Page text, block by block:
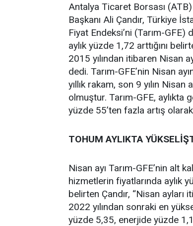
Antalya Ticaret Borsası
Başkanı Ali Çandır, Türkiye
Fiyat Endeksi’ni (Tarım-GFE)
aylık yüzde 1,72 arttığını
2015 yılından itibaren Nisan
dedi. Tarım-GFE’nin Nisan
yıllık rakam, son 9 yılın
olmuştur. Tarım-GFE, aylıkta
yüzde 55’ten fazla artış
TOHUM AYLIKTA
Nisan ayı Tarım-GFE’nin alt
hizmetlerin fiyatlarında aylık
belirten Çandır, “Nisan ayları
2022 yılından sonraki en
yüzde 5,35, enerjide yüzde